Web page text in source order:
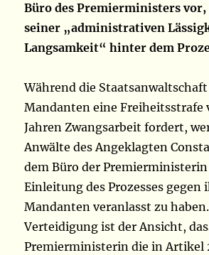
Büro des Premierministers
seiner „administrativen
Langsamkeit“ hinter dem
Während die
Mandanten eine Freiheitsstrafe
Jahren Zwangsarbeit fordert,
Anwälte des Angeklagten
dem Büro der
Einleitung des Prozesses gegen
Mandanten veranlasst zu
Verteidigung ist der Ansicht,
Premierministerin die in Artikel